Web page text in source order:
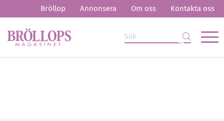
Bröllop Annonsera Om oss Kontakta oss